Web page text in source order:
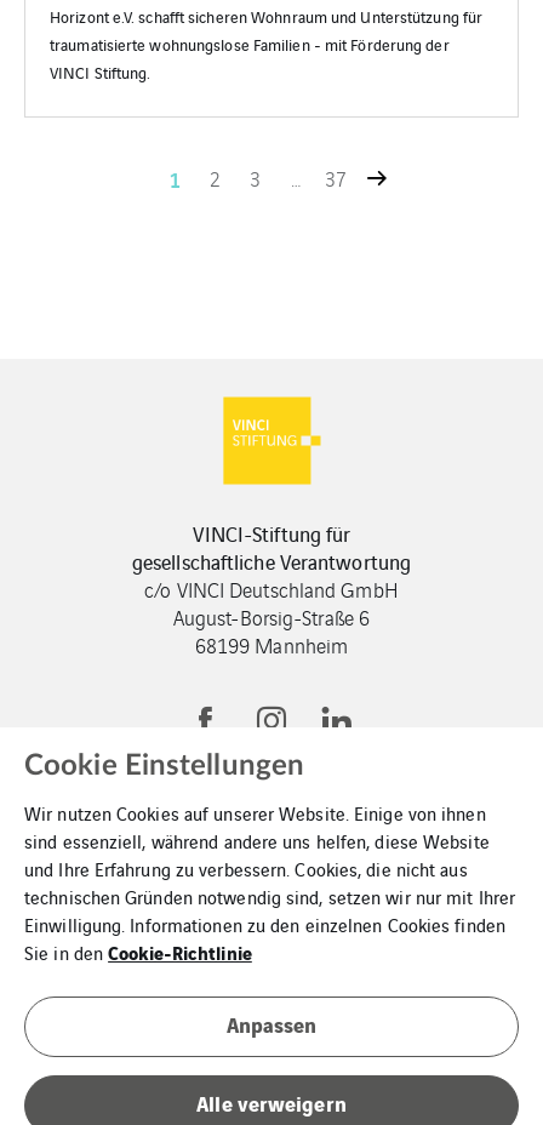
Horizont e.V. schafft sicheren Wohnraum und Unterstützung für
traumatisierte wohnungslose Familien - mit Förderung der
VINCI Stiftung.
1 2 3 37
VINCI-Stiftung für
gesellschaftliche Verantwortung
c/o VINCI Deutschland GmbH
August-Borsig-Straße 6
68199 Mannheim
VINCI-Gruppe
Kontakt
Datenschutz
Impressum
Cookies
Cookie Einstellungen
Wir nutzen Cookies auf unserer Website. Einige von ihnen
sind essenziell, während andere uns helfen, diese Website
und Ihre Erfahrung zu verbessern. Cookies, die nicht aus
technischen Gründen notwendig sind, setzen wir nur mit Ihrer
Einwilligung. Informationen zu den einzelnen Cookies finden
Sie in denCookie-Richtlinie
Anpassen
Alle verweigern